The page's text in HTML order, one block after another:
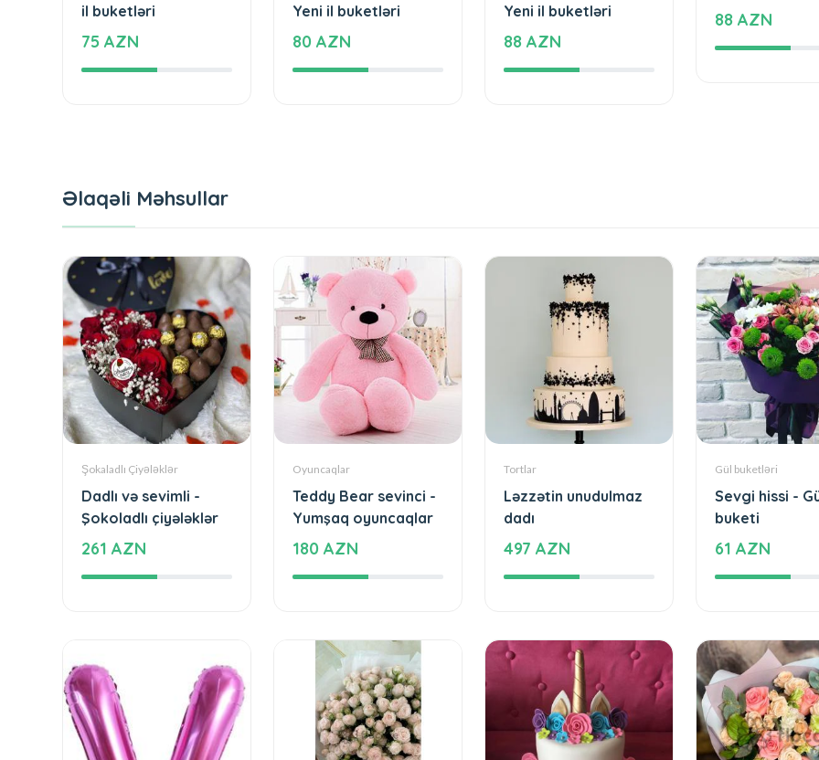
il buketləri
75 AZN
Yeni il buketləri
80 AZN
Yeni il buketləri
88 AZN
88 AZN
Əlaqəli Məhsullar
Şokaladlı Çiyələklər
Dadlı və sevimli -
Şokoladlı çiyələklər
261 AZN
Oyuncaqlar
Teddy Bear sevinci -
Yumşaq oyuncaqlar
180 AZN
Tortlar
Ləzzətin unudulmaz
dadı
497 AZN
Gül buketləri
Sevgi hissi -
buketi
61 AZN